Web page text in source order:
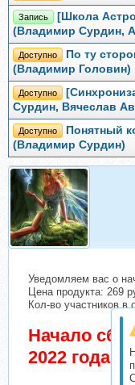
Запись
[Школа
(Владимир Сурдин,
Доступно
По ту
(Владимир Головин)
Доступно
Сурдин, Вячеслав
Доступно
Понятный
(Владимир Сурдин)
Уведомляем вас о
Цена продукта: 269
Кол-во участников в
Начало
2022 года